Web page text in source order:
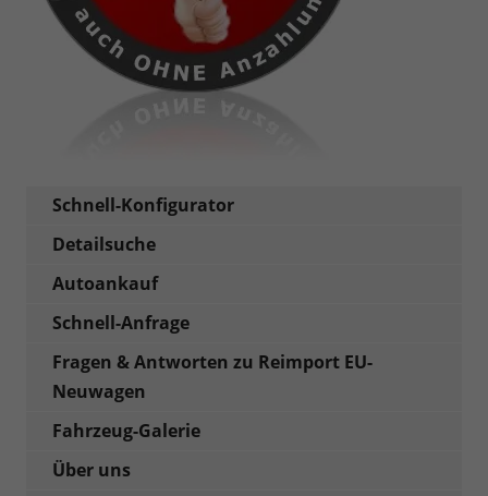
Schnell-Konfigurator
Detailsuche
Autoankauf
Schnell-Anfrage
Fragen & Antworten zu Reimport EU-
Neuwagen
Fahrzeug-Galerie
Über uns